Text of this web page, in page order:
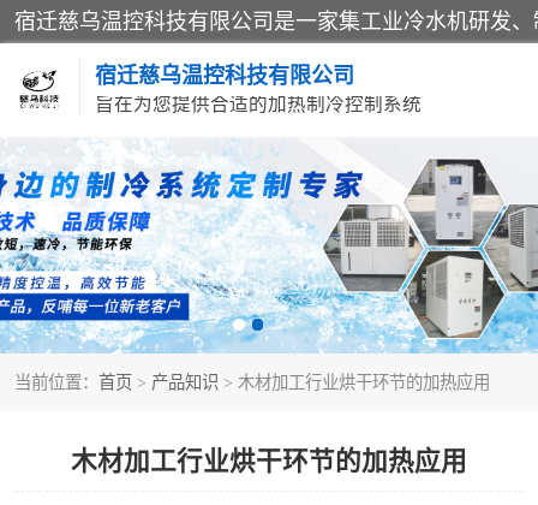
宿迁慈乌温控科技有限公司
旨在为您提供合适的加热制冷控制系统
当前位置： 首页 > 产品知识 > 木材加工行业烘干环节的加热应用
木材加工行业烘干环节的加热应用
冷水机
导热油加热器